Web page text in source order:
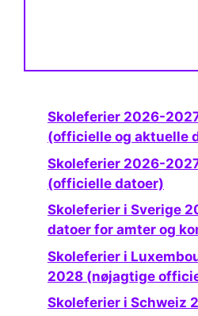
Skoleferier 2026-2027 i Slovenien
(officielle og aktuelle
Skoleferier 2026-2027 i Slovakiet
(officielle datoer)
Skoleferier i Sverige 2026-2027 (alle
datoer for amter og
Skoleferier i Luxembourg 2026-2027-
2028 (nøjagtige
Skoleferier i Schweiz 2026-2027 (alle